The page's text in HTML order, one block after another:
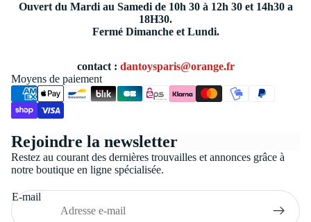
Ouvert du Mardi au Samedi de 10h 30 à 12h 30 et 14h30 a
18H30.
Fermé Dimanche et Lundi.
contact : dantoysparis@orange.fr
Moyens de paiement
Rejoindre la newsletter
Restez au courant des dernières trouvailles et annonces grâce à
notre boutique en ligne spécialisée.
E-mail
Conditions générales de vente
Coordonnées
Politique d’expédition